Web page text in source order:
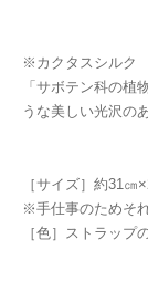
※カクタスシルク
「サボテン科の植
うな美しい光沢の
［サイズ］約31㎝
※手仕事のためそ
［色］ストラップ